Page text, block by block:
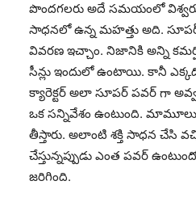
పొందగలరు అదే సమయంలో
సాధనలో ఉన్న మహత్తు అది.
వివరణ ఇచ్చాం. నిజానికి అన్ని
సీన్లు ఇందులో ఉంటాయి. కానీ
క్యారెక్టర్ అలా సూపర్ పవర్ గా
ఒక సన్నివేశం ఉంటుంది.
తీస్తారు. అలాంటి శక్తి సాధన చేసి
చేస్తున్నప్పుడు ఎంత పవర్
జరిగింది.